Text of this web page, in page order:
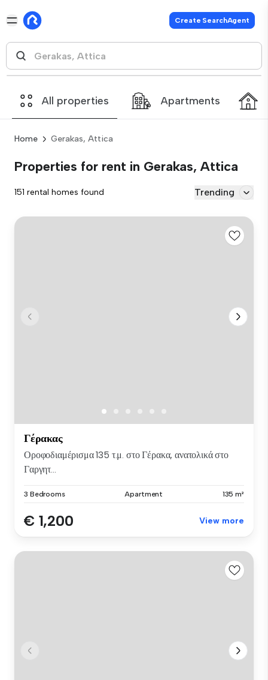
Create SearchAgent
All properties Apartments
Home Gerakas, Attica
Properties for rent in Gerakas, Attica
151 rental homes found Trending
Γέρακας
Οροφοδιαμέρισμα 135 τ.μ. στο Γέρακα, ανατολικά στο
Γαργητ...
3 Bedrooms Apartment 135 m²
€ 1,200 View more